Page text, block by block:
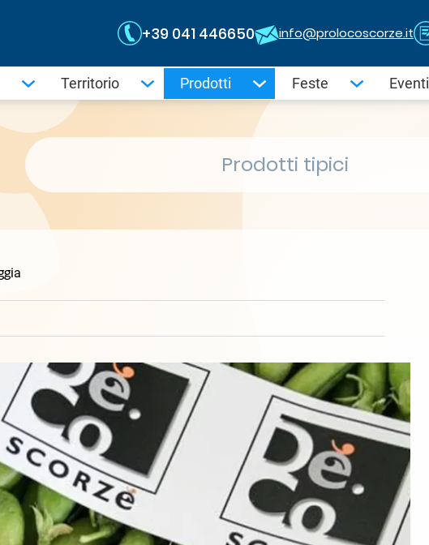
+39 041 446650 info@prolocoscorze.it
Territorio Prodotti Feste Eventi
Prodotti tipici